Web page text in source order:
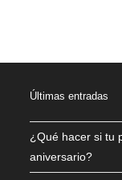
Últimas entradas
¿Qué hacer si tu
aniversario?